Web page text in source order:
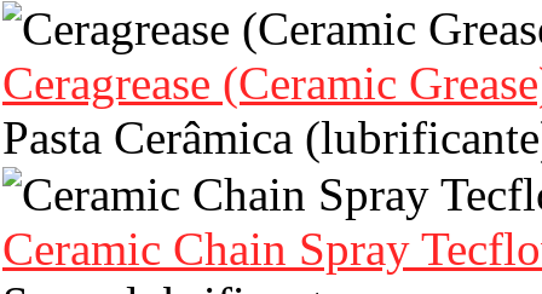
Ceragrease (Ceramic
Pasta Cerâmica
Ceramic Chain Spray